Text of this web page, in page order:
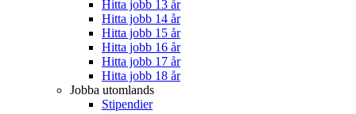
Hitta jobb 13 år
Hitta jobb 14 år
Hitta jobb 15 år
Hitta jobb 16 år
Hitta jobb 17 år
Hitta jobb 18 år
Jobba utomlands
Stipendier